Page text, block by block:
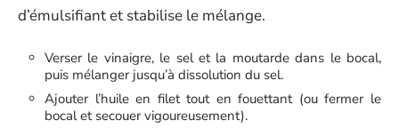
d’émulsifiant et stabilise le mélange.
Verser le vinaigre, le sel et la moutarde dans le bocal,
puis mélanger jusqu’à dissolution du sel.
Ajouter l’huile en filet tout en fouettant (ou fermer le
bocal et secouer vigoureusement).